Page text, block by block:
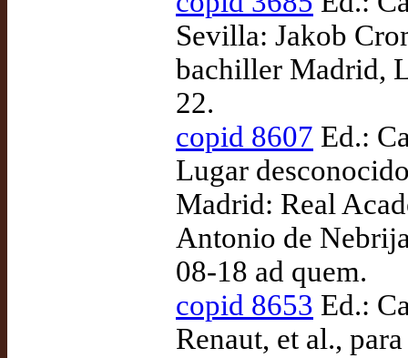
Sevilla: Jakob
bachiller Madrid,
22.
copid 8607 Ed.:
Lugar
Madrid: Real
Antonio de
08-18 ad quem.
copid 8653 Ed.:
Renaut, et al.,